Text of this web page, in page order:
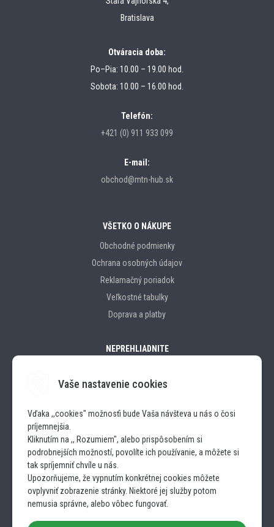
Vaše nastavenie cookies
Vďaka ,,cookies" možnosťi bude Vaša návšteva u nás o čosi
príjemnejšia.
Kliknutím na ,, Rozumiem", alebo prispôsobením si
podrobnejších možností, povolíte ich používanie, a môžete si
tak spríjemniť chvíle u nás.
Upozorňujeme, že vypnutím konkrétnej cookies môžete
ovplyvniť zobrazenie stránky. Niektoré jej služby potom
nemusia správne, alebo vôbec fungovať.
Bratislava
Otváracia doba:
Po–Pia: 10.00 – 19.00 hod.
Sobota: 10.00 – 16.00 hod.
Telefón:
+421 (0) 911 933 099
E-mail:
obchod@mtn-hub.sk
VŠETKO O NÁKUPE
Obchodné podmienky
Ochrana osobných údajov
Reklamačný poriadok
Veľkostné tabulky
Doprava a platby
NEPREHLIADNITE
INSTAGRAM
FACEBOOK